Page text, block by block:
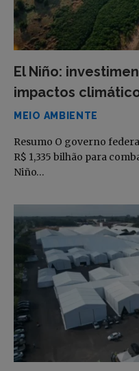
El Niño:
impactos
MEIO AMBIENTE
Resumo O governo
R$ 1,335 bilhão para
Niño…